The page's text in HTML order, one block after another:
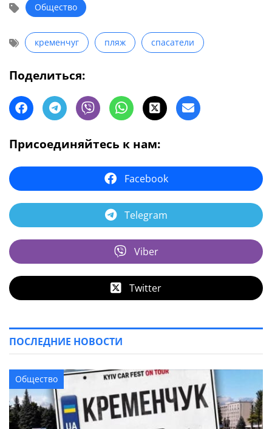
Общество
кременчуг пляж спасатели
Поделиться:
Присоединяйтесь к нам:
Facebook
Telegram
Viber
Twitter
ПОСЛЕДНИЕ НОВОСТИ
Общество